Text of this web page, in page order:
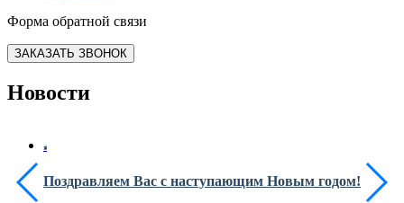
Форма обратной связи
ЗАКАЗАТЬ ЗВОНОК
Новости
Поздравляем Вас с наступающим Новым годом!